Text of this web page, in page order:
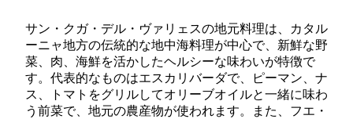
サン・クガ・デル・ヴァリェスの地元料理は、カタル
ーニャ地方の伝統的な地中海料理が中心で、新鮮な野
菜、肉、海鮮を活かしたヘルシーな味わいが特徴で
す。代表的なものはエスカリバーダで、ピーマン、ナ
ス、トマトをグリルしてオリーブオイルと一緒に味わ
う前菜で、地元の農産物が使われます。また、フエ・